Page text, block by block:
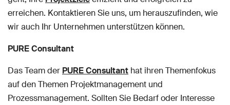
erreichen. Kontaktieren Sie uns, um herauszufinden, wie
wir auch Ihr Unternehmen unterstützen können.
PURE Consultant
Das Team der PURE Consultant hat ihren Themenfokus
auf den Themen Projektmanagement und
Prozessmanagement. Sollten Sie Bedarf oder Interesse